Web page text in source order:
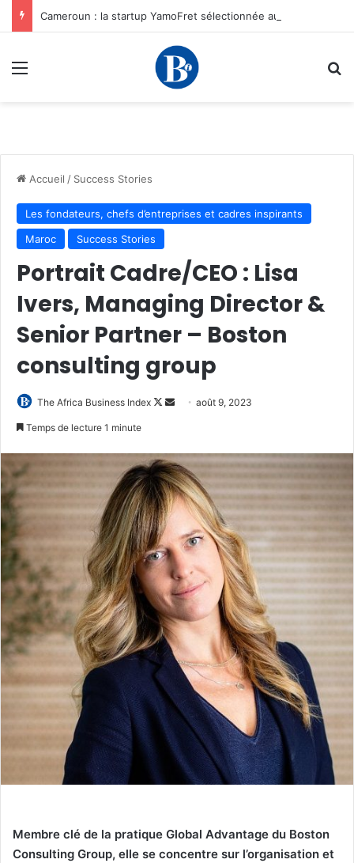
Menu
Accueil / Success Stories
Les fondateurs, chefs d’entreprises et cadres inspirants
Maroc
Success Stories
Portrait Cadre/CEO : Lisa
Ivers, Managing Director &
Senior Partner – Boston
consulting group
The Africa Business Index
Follow
Envoyeraoût 9, 2023
Temps de lecture 1 minute
Membre clé de la pratique Global Advantage du Boston
Consulting Group, elle se concentre sur l’organisation et